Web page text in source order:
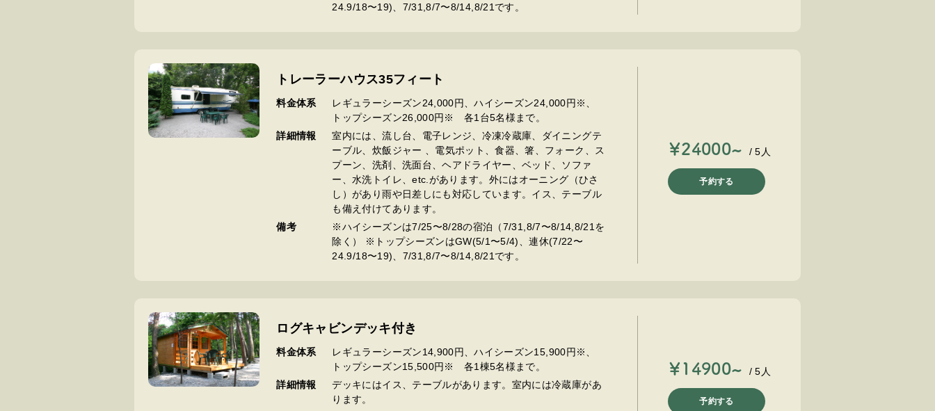
24.9/18〜19)、7/31,8/7〜8/14,8/21です。
トレーラーハウス35フィート
料金体系
レギュラーシーズン24,000円、ハイシーズン24,000円※、
トップシーズン26,000円※ 各1台5名様まで。
詳細情報
室内には、流し台、電子レンジ、冷凍冷蔵庫、ダイニングテ
ーブル、炊飯ジャー 、電気ポット、食器、箸、フォーク、ス
プーン、洗剤、洗面台、ヘアドライヤー、ベッド、ソファ
ー、水洗トイレ、etc.があります。外にはオーニング（ひさ
し）があり雨や日差しにも対応しています。イス、テーブル
も備え付けてあります。
備考
※ハイシーズンは7/25〜8/28の宿泊（7/31,8/7〜8/14,8/21を
除く） ※トップシーズンはGW(5/1〜5/4)、連休(7/22〜
24.9/18〜19)、7/31,8/7〜8/14,8/21です。
￥24000~ / 5人
予約する
ログキャビンデッキ付き
料金体系
レギュラーシーズン14,900円、ハイシーズン15,900円※、
トップシーズン15,500円※ 各1棟5名様まで。
詳細情報
デッキにはイス、テーブルがあります。室内には冷蔵庫があ
ります。
￥14900~ / 5人
予約する